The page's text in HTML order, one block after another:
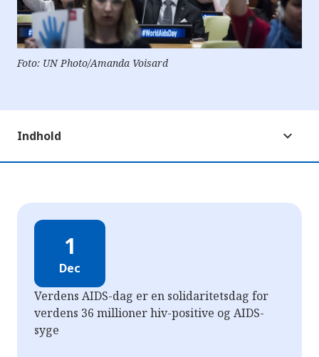
Foto: UN Photo/Amanda Voisard
Indhold
1
Dec
Verdens AIDS-dag er en solidaritetsdag for
verdens 36 millioner hiv-positive og AIDS-
syge